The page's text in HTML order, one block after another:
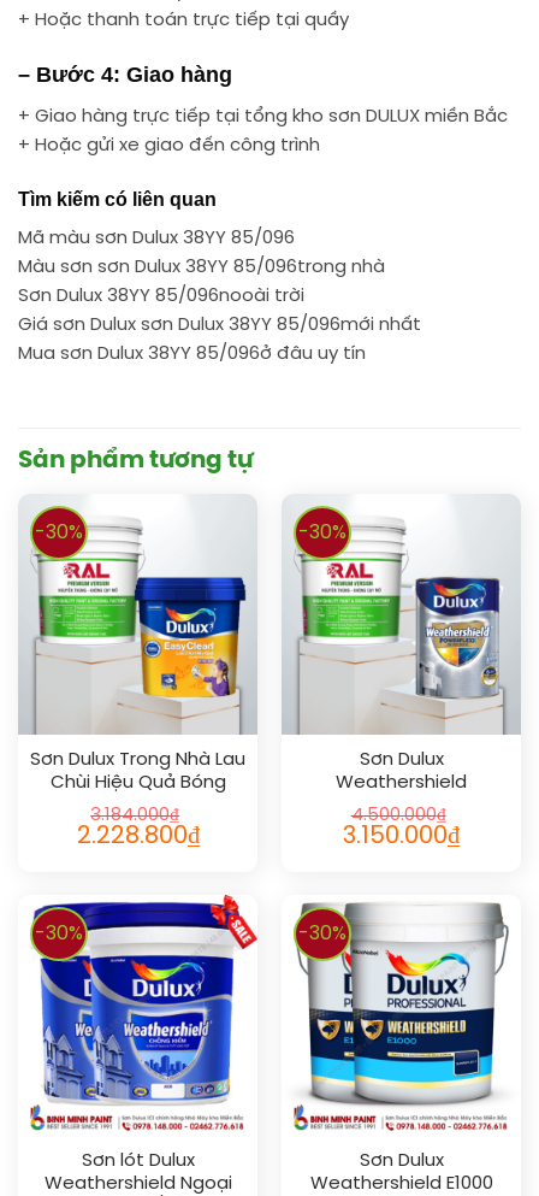
+ Hoặc thanh toán trực tiếp tại quầy
– Bước 4: Giao hàng
+ Giao hàng trực tiếp tại tổng kho sơn DULUX miền Bắc
+ Hoặc gửi xe giao đến công trình
Tìm kiếm có liên quan
Mã màu sơn Dulux 38YY 85/096
Màu sơn sơn Dulux 38YY 85/096trong nhà
Sơn Dulux 38YY 85/096nooài trời
Giá sơn Dulux sơn Dulux 38YY 85/096mới nhất
Mua sơn Dulux 38YY 85/096ở đâu uy tín
Sản phẩm tương tự
-30%
Sơn Dulux Trong Nhà Lau
Chùi Hiệu Quả Bóng
3.184.000₫
2.228.800₫
-30%
Sơn Dulux
Weathershield
Powerflexx Flexx Pro
4.500.000₫
3.150.000₫
-30%
Sơn lót Dulux
Weathershield Ngoại
-30%
Sơn Dulux
Weathershield E1000